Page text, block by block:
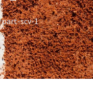
part-scv-1